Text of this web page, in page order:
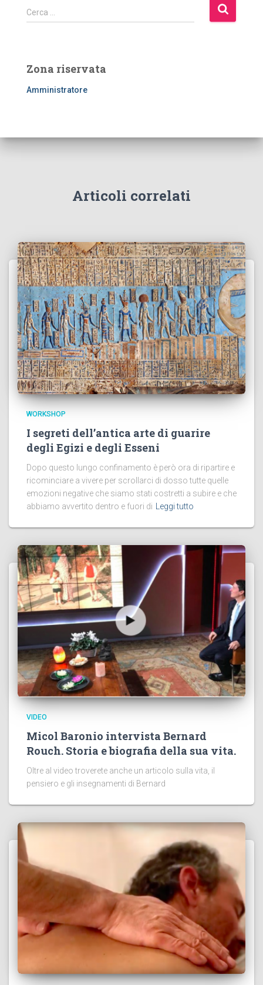
R
i
c
a
:
Cerca …
Zona riservata
Amministratore
Articoli correlati
WORKSHOP
I segreti dell’antica arte di guarire
degli Egizi e degli Esseni
Dopo questo lungo confinamento è però ora di ripartire e
ricominciare a vivere per scrollarci di dosso tutte quelle
emozioni negative che siamo stati costretti a subire e che
abbiamo avvertito dentro e fuori di
Leggi tutto
VIDEO
Micol Baronio intervista Bernard
Rouch. Storia e biografia della sua vita.
Oltre al video troverete anche un articolo sulla vita, il
pensiero e gli insegnamenti di Bernard